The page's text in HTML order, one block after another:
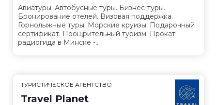
Авиатуры. Автобусные туры. Бизнес-туры.
Бронирование отелей. Визовая поддержка.
Горнолыжные туры. Морские круизы. Подарочный
сертификат. Поощрительный туризм. Прокат
радиогида в Минске -...
ТУРИСТИЧЕСКОЕ АГЕНТСТВО
Travel Planet